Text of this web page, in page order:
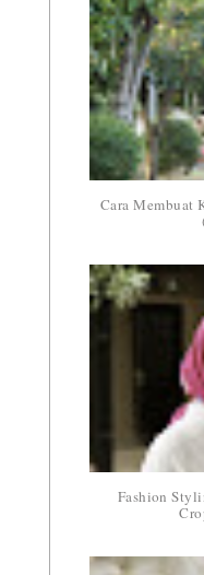
Cara Membuat
Fashion